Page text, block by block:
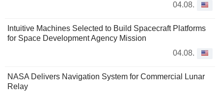
04.08.
Intuitive Machines Selected to Build Spacecraft Platforms
for Space Development Agency Mission
04.08.
NASA Delivers Navigation System for Commercial Lunar
Relay